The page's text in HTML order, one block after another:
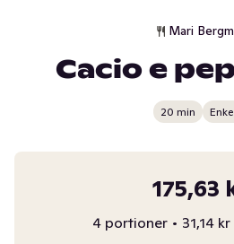
Mari
Cacio e
20 min
175,63
4 portioner • 31,14